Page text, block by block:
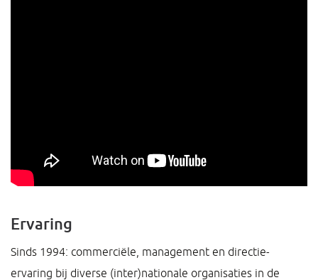
Ervaring
Sinds 1994: commerciële, management en directie-
ervaring bij diverse (inter)nationale organisaties in de